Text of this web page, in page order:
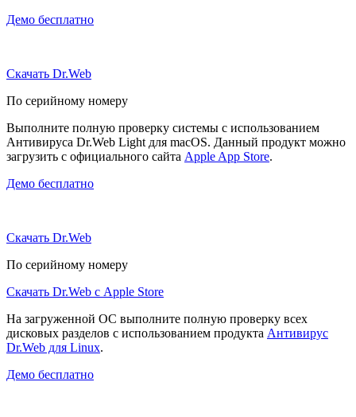
Демо бесплатно
Скачать Dr.Web
По серийному номеру
Выполните полную проверку системы с использованием
Антивируса Dr.Web Light для macOS. Данный продукт можно
загрузить с официального сайта Apple App Store.
Демо бесплатно
Скачать Dr.Web
По серийному номеру
Скачать Dr.Web с Apple Store
На загруженной ОС выполните полную проверку всех
дисковых разделов с использованием продукта Антивирус
Dr.Web для Linux.
Демо бесплатно